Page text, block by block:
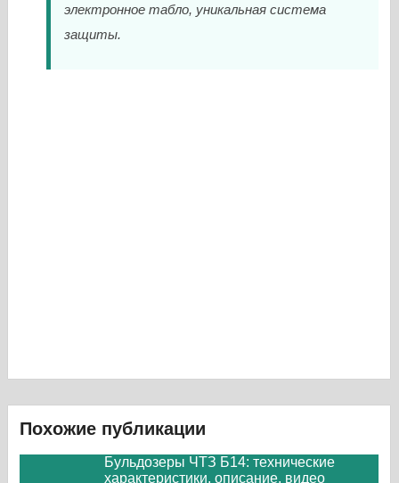
электронное табло, уникальная система
защиты.
Похожие публикации
Бульдозеры ЧТЗ Б14: технические
характеристики, описание, видео